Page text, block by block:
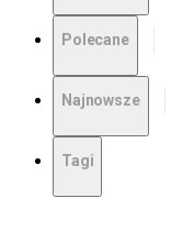
Polecane
Najnowsze
Tagi